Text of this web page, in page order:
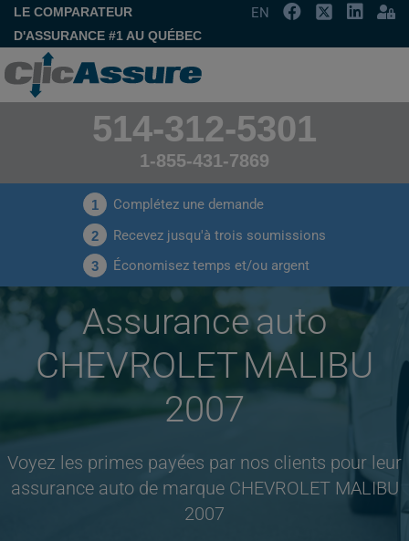
LE COMPARATEUR
D'ASSURANCE #1 AU QUÉBEC
EN
514-312-5301
1-855-431-7869
1 Complétez une demande
2 Recevez jusqu'à trois soumissions
3 Économisez temps et/ou argent
Assurance auto
CHEVROLET MALIBU
2007
Voyez les primes payées par nos clients pour leur
assurance auto de marque CHEVROLET MALIBU
2007